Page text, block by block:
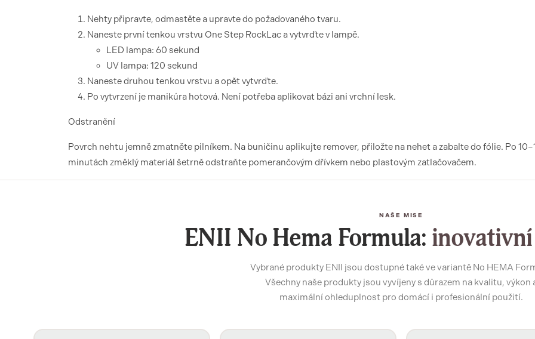
Nehty připravte, odmastěte a upravte do požadovaného tvaru.
Naneste první tenkou vrstvu One Step RockLac a vytvrďte v lampě.
LED lampa: 60 sekund
UV lampa: 120 sekund
Naneste druhou tenkou vrstvu a opět vytvrďte.
Po vytvrzení je manikúra hotová. Není potřeba aplikovat bázi ani vrchní lesk.
Odstranění
Povrch nehtu jemně zmatněte pilníkem. Na buničinu aplikujte remover, přiložte na nehet a zabalte do fólie. Po
minutách změklý materiál šetrně odstraňte pomerančovým dřívkem nebo plastovým zatlačovačem.
NAŠE MISE
ENII No Hema Formula:
Vybrané produkty ENII jsou dostupné také ve variantě No HEMA
Všechny naše produkty jsou vyvíjeny s důrazem na kvalitu, výkon
maximální ohleduplnost pro domácí i profesionální použití.